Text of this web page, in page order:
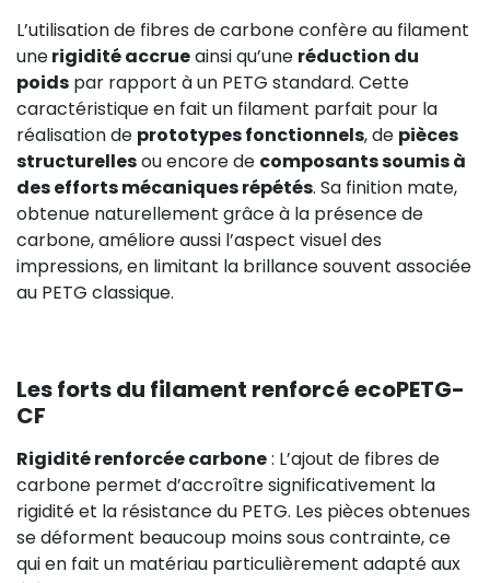
L’utilisation de fibres de carbone confère au filament
unerigidité accrueainsi qu’une réduction du
poids par rapport à un PETG standard. Cette
caractéristique en fait un filament parfait pour la
réalisation de prototypes fonctionnels, de pièces
structurellesou encore de composants soumis à
des efforts mécaniques répétés. Sa finition mate,
obtenue naturellement grâce à la présence de
carbone, améliore aussi l’aspect visuel des
impressions, en limitant la brillance souvent associée
au PETG classique.
Les forts du filament renforcé ecoPETG-
CF
Rigidité renforcée carbone: L’ajout de fibres de
carbone permet d’accroître significativement la
rigidité et la résistance du PETG. Les pièces obtenues
se déforment beaucoup moins sous contrainte, ce
qui en fait un matériau particulièrement adapté aux